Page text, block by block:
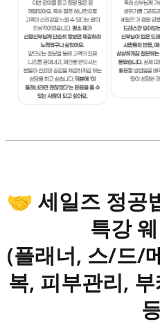
🤝 세일즈 정공
특강
(플래너, 스/드/
복, 피부관리,